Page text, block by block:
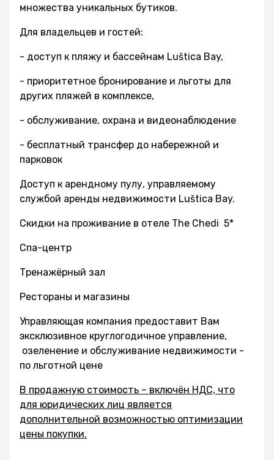
множества уникальных бутиков.
Для владельцев и гостей:
- доступ к пляжу и бассейнам Luštica Bay,
- приоритетное бронирование и льготы для
других пляжей в комплексе,
- обслуживание, охрана и видеонаблюдение
- бесплатный трансфер до набережной и
парковок
Доступ к арендному пулу, управляемому
службой аренды недвижимости Luštica Bay.
Скидки на проживание в отеле The Chedi 5*
Спа-центр
Тренажёрный зал
Рестораны и магазины
Управляющая компания предоставит Вам
эксклюзивное круглогодичное управление,
озеленение и обслуживание недвижимости -
по льготной цене
В продажную стоимость – включён НДС, что
для юридических лиц является
дополнительной возможностью оптимизации
цены покупки.